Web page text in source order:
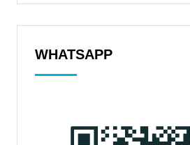
WHATSAPP